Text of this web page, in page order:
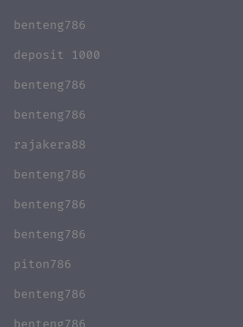
benteng786
deposit 1000
benteng786
benteng786
rajakera88
benteng786
benteng786
benteng786
piton786
benteng786